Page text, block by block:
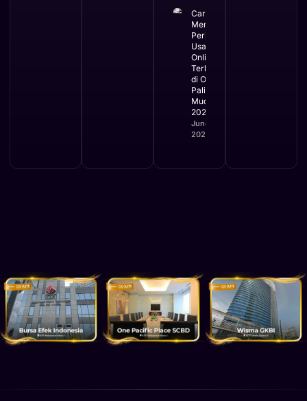
Cara
Mengurus
Perizinan
Usaha
Online
Terbaru
di OSS
Paling
Mudah
2026
June 2,
2026